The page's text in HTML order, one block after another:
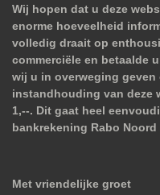
Wij hopen dat u deze
enorme hoeveelheid
volledig draait op
commerciële en betaalde
wij u in overweging
instandhouding van deze
1,--. Dit gaat heel
bankrekening Rabo Noord
Met vriendelijke groet